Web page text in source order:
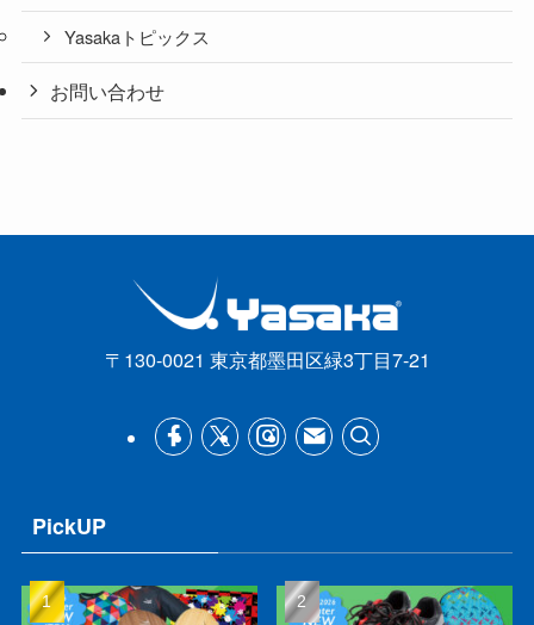
Yasakaトピックス
お問い合わせ
〒130-0021 東京都墨田区緑3丁目7-21
PickUP